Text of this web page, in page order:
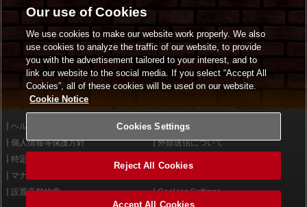
ヘルプ
利用規約
個人情報等保護方針
外部送信について
特定商取引法に基づく表示
マナー＆ルール
設置店舗検索
Cookies Settings
Our use of Cookies
We use cookies to make our website work properly. We also
use cookies to analyze the traffic of our website, to provide
you with the advertisement tailored to your interest, and to
link our website to the social media. If you select “Accept All
Cookies”, all of these cookies will be used on our website.
Cookie Notice
Cookies Settings
Reject All Cookies
Accept All Cookies